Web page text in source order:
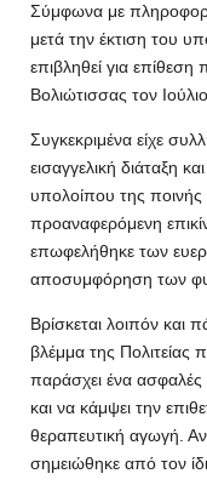
Σύμφωνα με
μετά την έκτιση του
επιβληθεί για
Βολιώτισσας τον
Συγκεκριμένα είχε
εισαγγελική διάταξη
υπολοίπου της
προαναφερόμενη
επωφελήθηκε των
αποσυμφόρηση των
Βρίσκεται λοιπόν και
βλέμμα της Πολιτείας
παράσχει ένα ασφαλές
και να κάμψει την
θεραπευτική αγωγή.
σημειώθηκε από τον